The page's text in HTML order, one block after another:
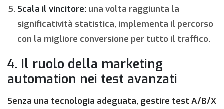
Scala il vincitore: una volta raggiunta la
significatività statistica, implementa il percorso
con la migliore conversione per tutto il traffico.
4. Il ruolo della marketing
automation nei test avanzati
Senza una tecnologia adeguata, gestire test A/B/X